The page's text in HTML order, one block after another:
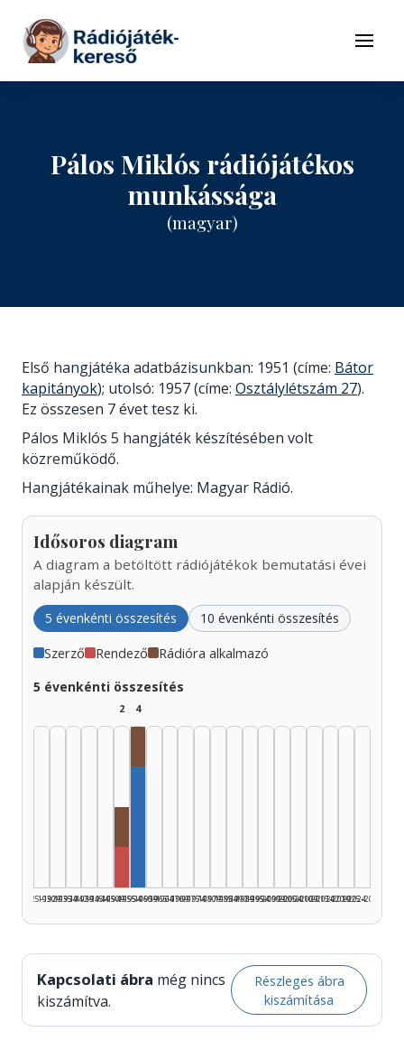
Tovább a tartalomhoz
Menü
Pálos Miklós rádiójátékos
munkássága
(magyar)
Első hangjátéka adatbázisunkban: 1951 (címe: Bátor
kapitányok); utolsó: 1957 (címe: Osztálylétszám 27).
Ez összesen 7 évet tesz ki.
Pálos Miklós 5 hangjáték készítésében volt
közreműködő.
Hangjátékainak műhelye: Magyar Rádió.
Idősoros diagram
A diagram a betöltött rádiójátékok bemutatási évei
alapján készült.
5 évenkénti összesítés 10 évenkénti összesítés
Szerző Rendező Rádióra alkalmazó
5 évenkénti összesítés
1925–1929
1930–1934
1935–1939
1940–1944
1945–1949
2
1950–1954
4
1955–1959
1960–1964
1965–1969
1970–1974
1975–1979
1980–1984
1985–1989
1990–1994
1995–1999
2000–2004
2005–2009
2010–2014
2015–2019
2020–2024
2025–2026
Kapcsolati ábra még nincs
kiszámítva.
Részleges ábra
kiszámítása